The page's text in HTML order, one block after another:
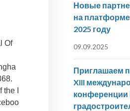
Of
I
Новые
на
2025 году
09.09.2025
Приглашаем
XIII
конференции